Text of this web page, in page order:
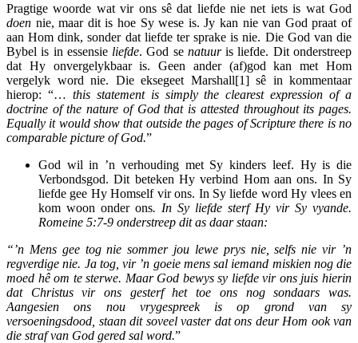
Pragtige woorde wat vir ons sê dat liefde nie net iets is wat God
doen nie, maar dit is hoe Sy wese is. Jy kan nie van God praat of
aan Hom dink, sonder dat liefde ter sprake is nie. Die God van die
Bybel is in essensie liefde. God se natuuris liefde. Dit onderstreep
dat Hy onvergelykbaar is. Geen ander (af)god kan met Hom
vergelyk word nie. Die eksegeet Marshall[1] sê in kommentaar
hierop: “… this statement is simply the clearest expression of a
doctrine of the nature of God that is attested throughout its pages.
Equally it would show that outside the pages of Scripture there is no
comparable picture of God.”
God wil in ’n verhouding met Sy kinders leef. Hy is die
Verbondsgod. Dit beteken Hy verbind Hom aan ons. In Sy
liefde gee Hy Homself vir ons. In Sy liefde word Hy vlees en
kom woon onder ons. In Sy liefde sterf Hy vir Sy vyande.
Romeine 5:7-9 onderstreep dit as daar staan:
“’n Mens gee tog nie sommer jou lewe prys nie, selfs nie vir ’n
regverdige nie. Ja tog, vir ’n goeie mens sal iemand miskien nog die
moed hê om te sterwe. Maar God bewys sy liefde vir ons juis hierin
dat Christus vir ons gesterf het toe ons nog sondaars was.
Aangesien ons nou vrygespreek is op grond van sy
versoeningsdood, staan dit soveel vaster dat ons deur Hom ook van
die straf van God gered sal word.”